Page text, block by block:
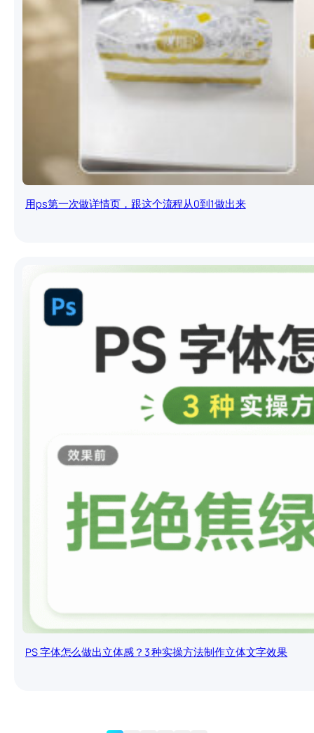
用ps第一次做详情页，跟这个流程从0到1做出来
PS 字体怎么做出立体感？3 种实操方法制作立体文字效果